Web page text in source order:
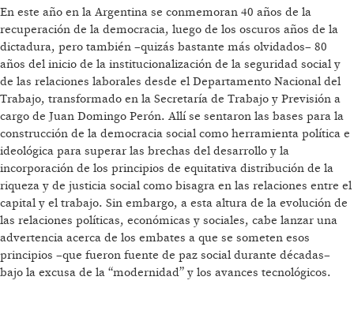
En este año en la Argentina se conmemoran 40 años de la
recuperación de la democracia, luego de los oscuros años de la
dictadura, pero también –quizás bastante más olvidados– 80
años del inicio de la institucionalización de la seguridad social y
de las relaciones laborales desde el Departamento Nacional del
Trabajo, transformado en la Secretaría de Trabajo y Previsión a
cargo de Juan Domingo Perón. Allí se sentaron las bases para la
construcción de la democracia social como herramienta política e
ideológica para superar las brechas del desarrollo y la
incorporación de los principios de equitativa distribución de la
riqueza y de justicia social como bisagra en las relaciones entre el
capital y el trabajo. Sin embargo, a esta altura de la evolución de
las relaciones políticas, económicas y sociales, cabe lanzar una
advertencia acerca de los embates a que se someten esos
principios –que fueron fuente de paz social durante décadas–
bajo la excusa de la “modernidad” y los avances tecnológicos.